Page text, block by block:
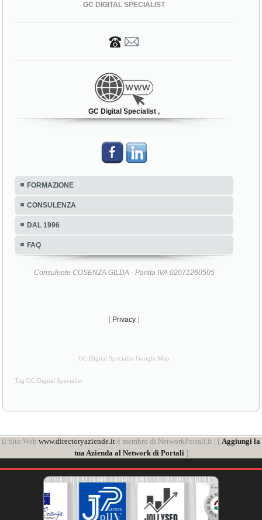
GC DIGITAL SPECIALIST
GC Digital Specialist ,
FORMAZIONE
CONSULENZA
DAL 1996
FAQ
Consulente COSENZA GILDA - Partita IVA 02071260505
[ Privacy ]
GC Digital Specialist Google Map
Tag GC Digital Specialist
il Sito Web www.directoryaziende.it è membro di NetworkPortali.it | [ Aggiungi la
tua Azienda al Network di Portali]